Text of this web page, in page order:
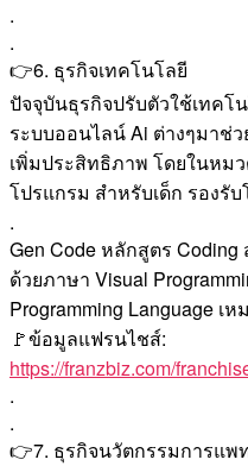
.
.
👉6. ธุรกิจเทคโนโลยี
ปัจจุบันธุรกิจปรับตัวใช้เทค
ระบบออนไลน์ Ai ต่างๆมาช่
เพิ่มประสิทธิภาพ โดยในหม
โปรแกรม สำหรับเด็ก รองรั
.
Gen Code หลักสูตร Coding
ด้วยภาษา Visual
Programming Language เ
🚩ข้อมูลแฟรนไชส์:
https://franzbiz.com/
.
.
👉7. ธุรกิจนวัตกรรมการแพ